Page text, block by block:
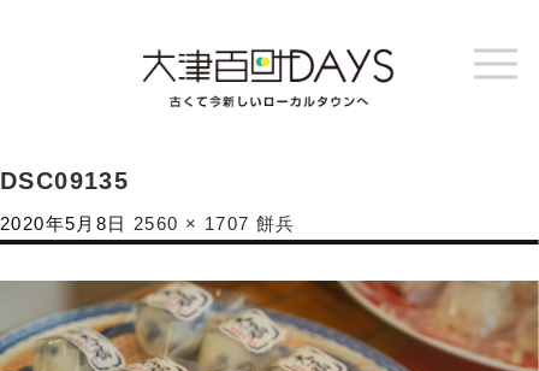
DSC09135
2020年5月8日 2560 × 1707 餅兵